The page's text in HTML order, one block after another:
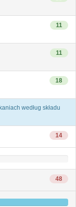
11
11
18
według składu
14
48